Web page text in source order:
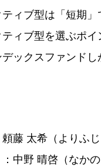
ティブ型は「短期
ティブ型を選ぶポイ
デックスファンド
藤 太希（よりふ
中野 晴啓（なかの